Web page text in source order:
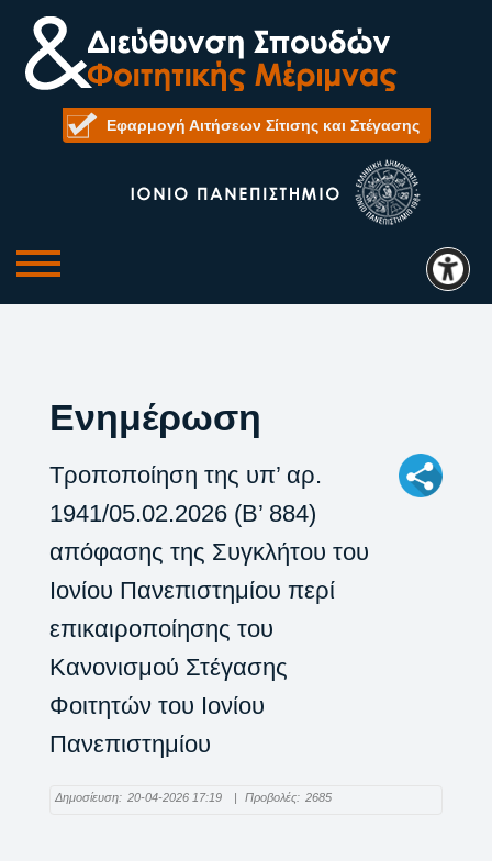
Εφαρμογή Αιτήσεων Σίτισης και Στέγασης
Ενημέρωση
Τροποποίηση της υπ’ αρ.
1941/05.02.2026 (Β’ 884)
απόφασης της Συγκλήτου του
Ιονίου Πανεπιστημίου περί
επικαιροποίησης του
Κανονισμού Στέγασης
Φοιτητών του Ιονίου
Πανεπιστημίου
Δημοσίευση: 20-04-2026 17:19 | Προβολές: 2685